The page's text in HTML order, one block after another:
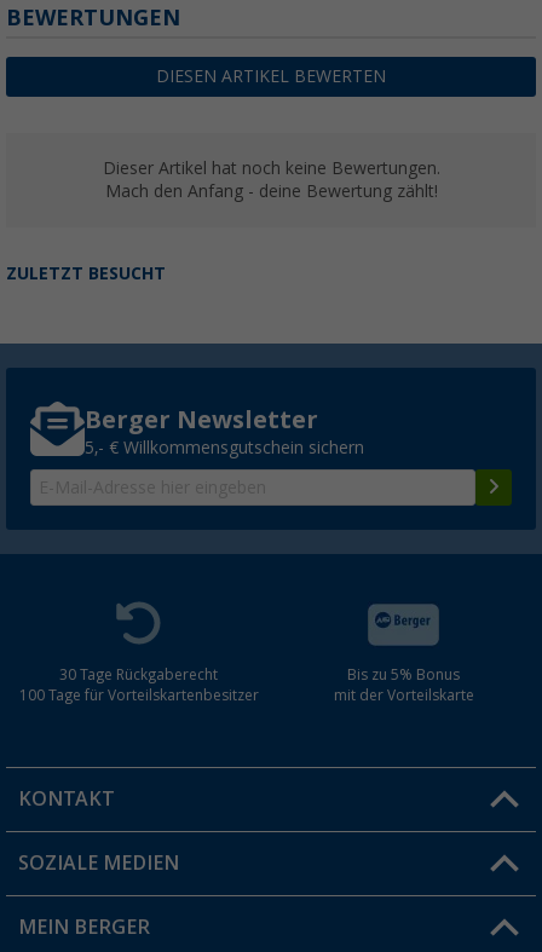
BEWERTUNGEN
DIESEN ARTIKEL BEWERTEN
Dieser Artikel hat noch keine Bewertungen.
Mach den Anfang - deine Bewertung zählt!
ZULETZT BESUCHT
Berger Newsletter
5,- € Willkommensgutschein sichern
30 Tage Rückgaberecht
100 Tage für Vorteilskartenbesitzer
Bis zu 5% Bonus
mit der Vorteilskarte
KONTAKT
Du hast eine Frage?
Filiale finden
SOZIALE MEDIEN
MEIN BERGER